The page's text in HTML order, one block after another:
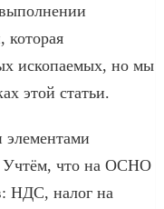
которая
ископаемых, но мы
этой статьи.
элементами
Учтём, что на ОСНО
НДС, налог на